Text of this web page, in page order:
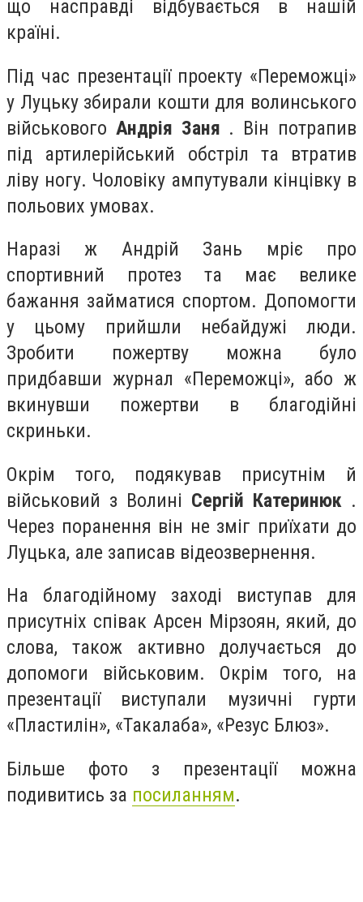
що насправді відбувається в нашій
країні.
Під час презентації проекту «Переможці»
у Луцьку збирали кошти для волинського
військового Андрія Заня . Він потрапив
під артилерійський обстріл та втратив
ліву ногу. Чоловіку ампутували кінцівку в
польових умовах.
Наразі ж Андрій Зань мріє про
спортивний протез та має велике
бажання займатися спортом. Допомогти
у цьому прийшли небайдужі люди.
Зробити пожертву можна було
придбавши журнал «Переможці», або ж
вкинувши пожертви в благодійні
скриньки.
Окрім того, подякував присутнім й
військовий з Волині Сергій Катеринюк .
Через поранення він не зміг приїхати до
Луцька, але записав відеозвернення.
На благодійному заході виступав для
присутніх співак Арсен Мірзоян, який, до
слова, також активно долучається до
допомоги військовим. Окрім того, на
презентації виступали музичні гурти
«Пластилін», «Такалаба», «Резус Блюз».
Більше фото з презентації можна
подивитись за посиланням.